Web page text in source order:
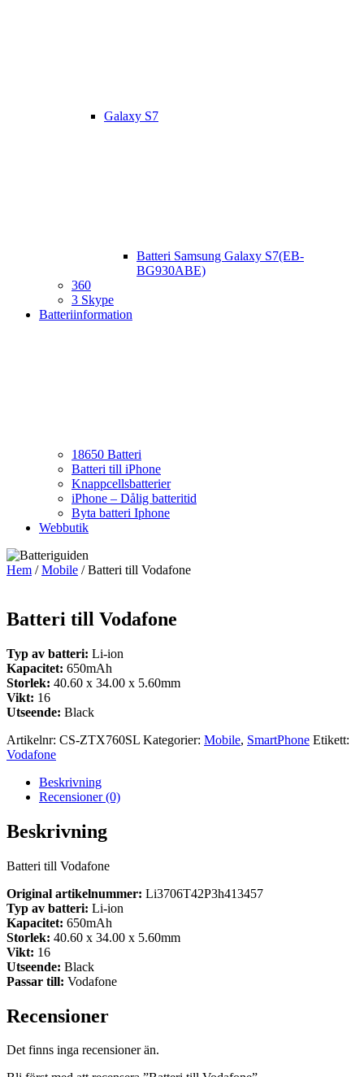
Galaxy S7
Batteri Samsung Galaxy S7(EB-
BG930ABE)
360
3 Skype
Batteriinformation
18650 Batteri
Batteri till iPhone
Knappcellsbatterier
iPhone – Dålig batteritid
Byta batteri Iphone
Webbutik
Hem /Mobile / Batteri till Vodafone
Batteri till Vodafone
Typ av batteri: Li-ion
Kapacitet: 650mAh
Storlek: 40.60 x 34.00 x 5.60mm
Vikt: 16
Utseende: Black
Artikelnr: CS-ZTX760SL Kategorier: Mobile, SmartPhone Etikett:
Vodafone
Beskrivning
Recensioner (0)
Beskrivning
Batteri till Vodafone
Original artikelnummer: Li3706T42P3h413457
Typ av batteri: Li-ion
Kapacitet: 650mAh
Storlek: 40.60 x 34.00 x 5.60mm
Vikt: 16
Utseende: Black
Passar till: Vodafone
Recensioner
Det finns inga recensioner än.